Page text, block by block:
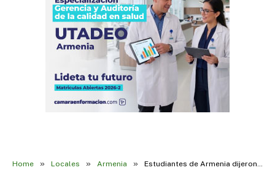
Home » Locales » Armenia » Estudiantes de Armenia dijeron NO a la violencia escolar